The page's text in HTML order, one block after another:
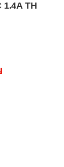
1.4A TH